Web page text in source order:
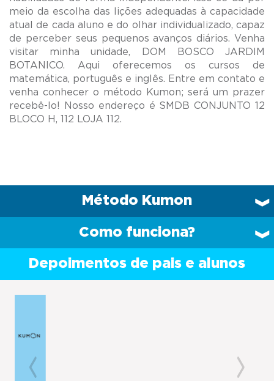
meio da escolha das lições adequadas à capacidade
atual de cada aluno e do olhar individualizado, capaz
de perceber seus pequenos avanços diários. Venha
visitar minha unidade, DOM BOSCO JARDIM
BOTANICO. Aqui oferecemos os cursos de
matemática, português e inglês. Entre em contato e
venha conhecer o método Kumon; será um prazer
recebê-lo! Nosso endereço é SMDB CONJUNTO 12
Método Kumon
Como funciona?
Depoimentos de pais e alunos